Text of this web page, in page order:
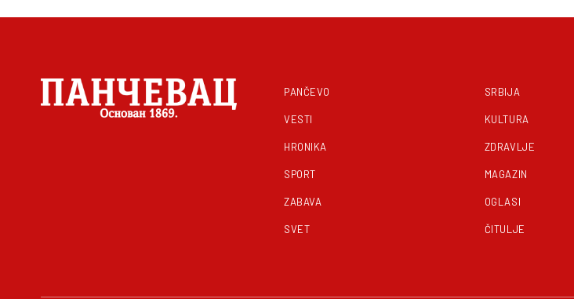
PANČEVO
VESTI
HRONIKA
SPORT
ZABAVA
SVET
SRBIJA
KULTURA
ZDRAVLJE
MAGAZIN
OGLASI
ČITULJE